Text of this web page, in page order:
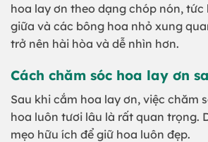
hoa lay ơn theo dạng chóp nón, tức
giữa và các bông hoa nhỏ xung
trở nên hài hòa và dễ nhìn hơn.
Cách chăm sóc hoa lay ơn
Sau khi cắm hoa lay ơn, việc chăm
hoa luôn tươi lâu là rất quan trọng.
mẹo hữu ích để giữ hoa luôn đẹp.